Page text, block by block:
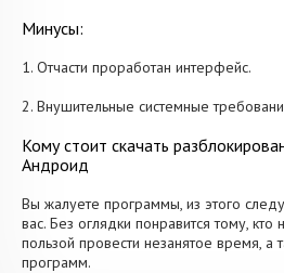
Минусы:
1. Отчасти проработан интерфейс.
2. Внушительные системные
Кому стоит скачать
Андроид
Вы жалуете программы, из этого
вас. Без оглядки понравится тому,
пользой провести незанятое время, а
программ.